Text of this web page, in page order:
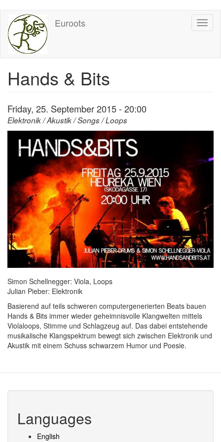
main
content
Euroots
Hands & Bits
Friday, 25. September 2015 - 20:00
Elektronik / Akustik / Songs / Loops
Simon Schellnegger: Viola, Loops
Julian Pieber: Elektronik
Basierend auf teils schweren computergenerierten Beats bauen
Hands & Bits immer wieder geheimnisvolle Klangwelten mittels
Violaloops, Stimme und Schlagzeug auf. Das dabei entstehende
musikalische Klangspektrum bewegt sich zwischen Elektronik und
Akustik mit einem Schuss schwarzem Humor und Poesie.
Languages
English